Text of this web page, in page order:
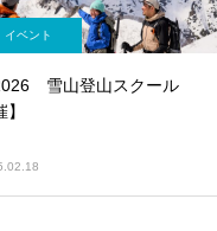
イベント
雪山登山スクール